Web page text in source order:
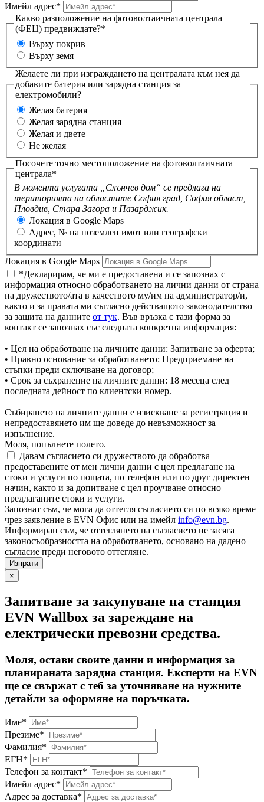
Имейл адрес*
Какво разположение на фотоволтаичната централа
(ФЕЦ) предвиждате?*
Върху покрив
Върху земя
Желаете ли при изграждането на централата към нея да
добавите батерия или зарядна станция за
електромобили?
Желая батерия
Желая зарядна станция
Желая и двете
Не желая
Посочете точно местоположение на фотоволтаичната
централа*
В момента услугата „Слънчев дом“ се предлага на
територията на областите София град, София област,
Пловдив, Стара Загора и Пазарджик.
Локация в Google Maps
Aдрес, № на поземлен имот или географски
координати
Локация в Google Maps
*Декларирам, че ми е предоставена и се запознах с
информация относно обработването на лични данни от страна
на дружеството/ата в качеството му/им на администратор/и,
както и за правата ми съгласно действащото законодателство
за защита на данните от тук. Във връзка с тази форма за
контакт се запознах със следната конкретна информация:
• Цел на обработване на личните данни: Запитване за оферта;
• Правно основание за обработването: Предприемане на
стъпки преди сключване на договор;
• Срок за съхранение на личните данни: 18 месеца след
последната дейност по клиентски номер.
Събирането на личните данни е изискване за регистрация и
непредоставянето им ще доведе до невъзможност за
изпълнение.
Моля, попълнете полето.
Давам съгласието си дружеството да обработва
предоставените от мен лични данни с цел предлагане на
стоки и услуги по пощата, по телефон или по друг директен
начин, както и за допитване с цел проучване относно
предлаганите стоки и услуги.
Запознат съм, че мога да оттегля съгласието си по всяко време
чрез заявление в EVN Офис или на имейл info@evn.bg.
Информиран съм, че оттеглянето на съгласието не засяга
законосъобразността на обработването, основано на дадено
съгласие преди неговото оттегляне.
×
Запитване за закупуване на станция
EVN Wallbox за зареждане на
електрически превозни средства.
Моля, остави своите данни и информация за
планираната зарядна станция. Експерти на EVN
ще се свържат с теб за уточняване на нужните
детайли за оформяне на поръчката.
Име*
Презиме*
Фамилия*
ЕГН*
Телефон за контакт*
Имейл адрес*
Адрес за доставка*